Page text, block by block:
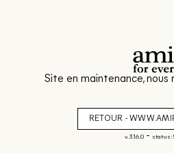
Site en maintenance, nous
RETOUR -
v. 3.16.0- status: